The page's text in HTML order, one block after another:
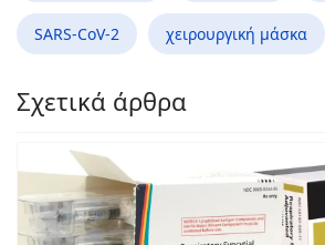
SARS-CoV-2 χειρουργική μάσκα
Σχετικά άρθρα